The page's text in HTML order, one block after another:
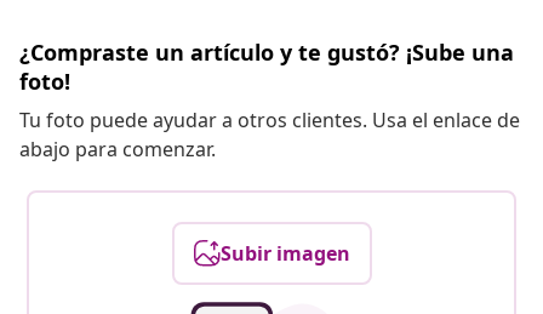
¿Compraste un artículo y te gustó? ¡Sube una
foto!
Tu foto puede ayudar a otros clientes. Usa el enlace de
abajo para comenzar.
Subir imagen